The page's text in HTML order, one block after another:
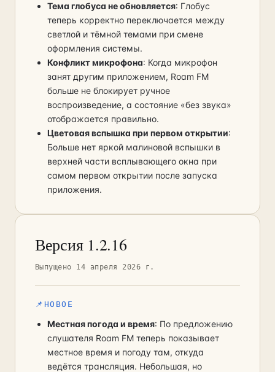
Тема глобуса не обновляется: Глобус
теперь корректно переключается между
светлой и тёмной темами при смене
оформления системы.
Конфликт микрофона: Когда микрофон
занят другим приложением, Roam FM
больше не блокирует ручное
воспроизведение, а состояние «без звука»
отображается правильно.
Цветовая вспышка при первом открытии:
Больше нет яркой малиновой вспышки в
верхней части всплывающего окна при
самом первом открытии после запуска
приложения.
Версия 1.2.16
Выпущено 14 апреля 2026 г.
📌 НОВОЕ
Местная погода и время: По предложению
слушателя Roam FM теперь показывает
местное время и погоду там, откуда
ведётся трансляция. Небольшая, но